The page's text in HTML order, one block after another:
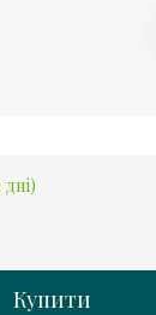
Купити